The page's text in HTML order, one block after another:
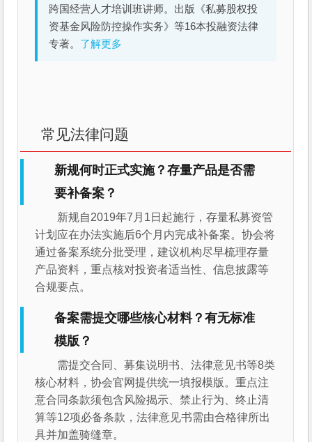
跨国经营人才培训班讲师。出版《私募股权投
资基金风险防控操作实务》等16本投融资法律
专著。 了解更多
常见法律问题
新规何时正式实施？存量产品是否需
要补备案？
新规自2019年7月1日起施行，存量私募资管
计划应在办法实施后6个月内完成补备案。协会将
通过备案系统分批受理，建议机构尽早梳理存量
产品资料，重点核对投资者适当性、信息披露等
合规要点。
备案需提交哪些核心材料？有无标准
模版？
需提交合同、募集说明书、法律意见书等8类
核心材料，协会官网提供统一填报模版。重点注
意合同条款须包含风险揭示、禁止行为、终止清
算等12项必备条款，法律意见书需由合格律所出
具并加盖骑缝章。